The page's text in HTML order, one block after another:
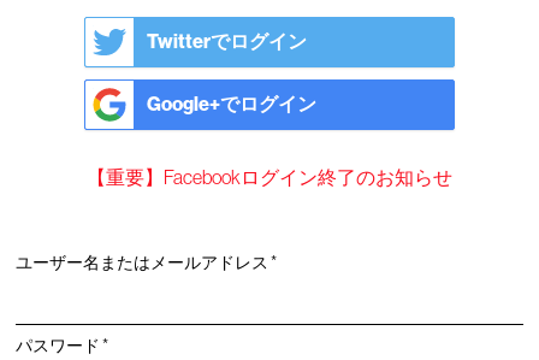
Twitterでログイン
Google+でログイン
【重要】Facebookログイン終了のお知らせ
ユーザー名またはメールアドレス*必
パスワード*必